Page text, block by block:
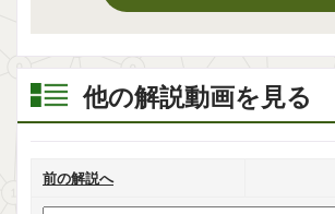
他の解説動画を見る
前の解説へ